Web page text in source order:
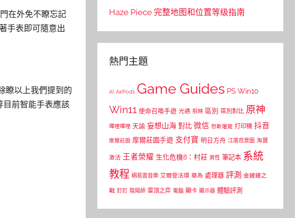
在外免不瞭忘記
手表即可隨意出
瞭以上我們提到的
目前智能手表應該
Haze Piece 完整地图和位置等级指南
熱門主題
AI AirPods Game Guides PS Win10
Win11 使命召喚手遊 光遇 剪映 區別 區別對比 原神
嗶哩嗶哩 天諭 妄想山海 對比 微信 怒斬屠龍 打印機 抖音
摩爾莊園 摩爾莊園手遊 支付寶 明日方舟 江南百景圖 淘寶
激活 王者榮耀 生化危機8：村莊 男性 筆記本 系統
教程 網易雲音樂 艾爾登法環 華為 處理器 評測 金鏟鏟之
戰 釘釘 陰陽師 雲頂之弈 電腦 顯卡 顯示器 體驗評測